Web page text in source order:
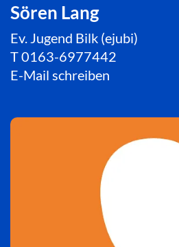
Sören Lang
Ev. Jugend Bilk (ejubi)
T0163-6977442
E-Mail schreiben